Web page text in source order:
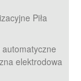
Piła
elektrodowa